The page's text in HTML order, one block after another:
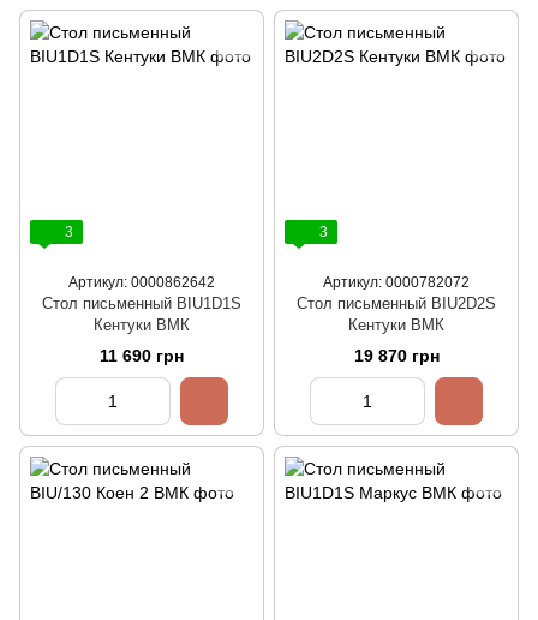
3
Артикул: 0000862642
Стол письменный BIU1D1S
Кентуки ВМК
11 690 грн
3
Артикул: 0000782072
Стол письменный BIU2D2S
Кентуки ВМК
19 870 грн